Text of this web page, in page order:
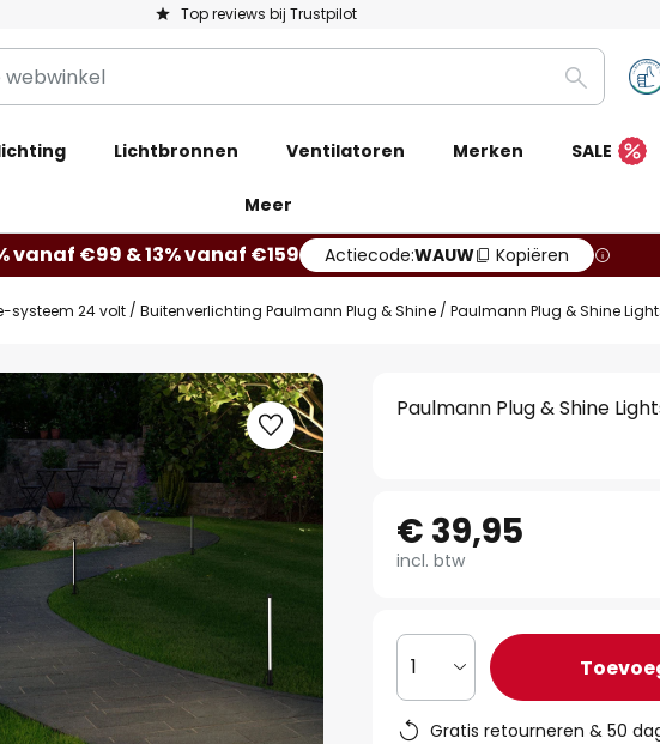
Top reviews bij Trustpilot
Zoeken
Lichtbronnen Ventilatoren Merken SALE
Meer
vanaf €99 & 13% vanaf €159 Actiecode:WAUW Kopiëren
systeem 24 volt Buitenverlichting Paulmann Plug & Shine Paulmann Plug & Shine
Paulmann Plug & Shine
€ 39,95
incl. btw
1
Gratis retourneren & 50